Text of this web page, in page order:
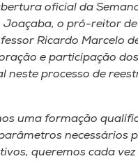
oficial da
Joaçaba, o pró-reitor
Ricardo Marcelo
e participação
neste processo de
uma formação
necessários
queremos cada